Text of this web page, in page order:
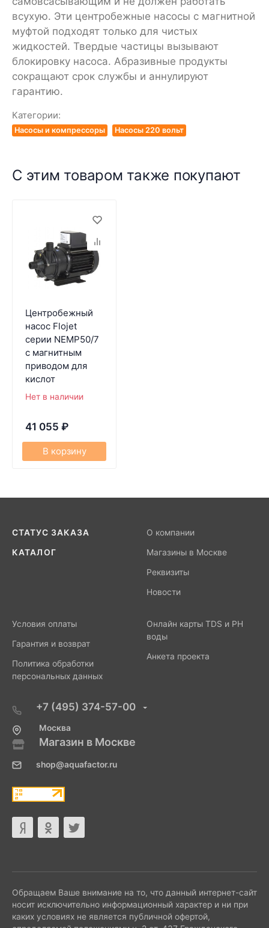
всухую. Эти центробежные насосы с магнитной
муфтой подходят только для чистых
жидкостей. Твердые частицы вызывают
блокировку насоса. Абразивные продукты
сокращают срок службы и аннулируют
гарантию.
Категории:
Насосы и компрессоры Насосы 220 вольт
С этим товаром также покупают
Центробежный
насос Flojet
серии NEMP50/7
c магнитным
приводом для
кислот
Нет в наличии
41 055 ₽
В корзину
СТАТУС ЗАКАЗА
КАТАЛОГ
О компании
Магазины в Москве
Реквизиты
Новости
Условия оплаты
Гарантия и возврат
Политика обработки
персональных данных
Онлайн карты TDS и PH
воды
Анкета проекта
+7 (495) 374-57-00
Москва
Магазин в Москве
shop@aquafactor.ru
Обращаем Ваше внимание на то, что данный интернет-сайт
носит исключительно информационный характер и ни при
каких условиях не является публичной офертой,